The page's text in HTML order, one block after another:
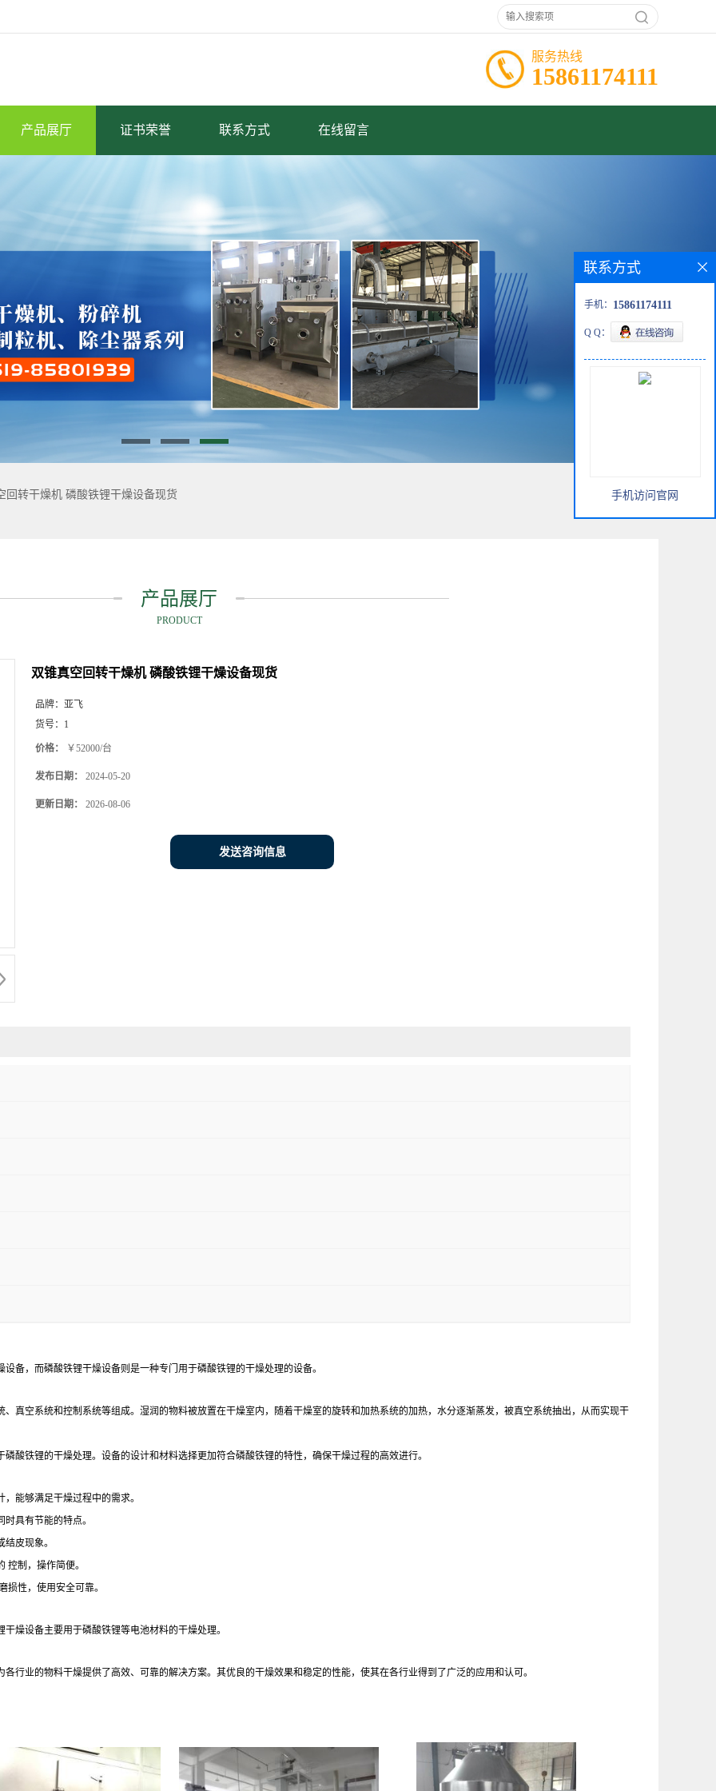
服务热线
15861174111
产品展厅 证书荣誉 联系方式 在线留言
回转干燥机 磷酸铁锂干燥设备现货
产品展厅
PRODUCT
双锥真空回转干燥机 磷酸铁锂干燥设备现货
品牌： 亚飞
货号： 1
价格： ￥52000/台
发布日期： 2024-05-20
更新日期： 2026-08-06
发送咨询信息
备，而磷酸铁锂干燥设备则是一种专门用于磷酸铁锂的干燥处理的设备。
真空系统和控制系统等组成。湿润的物料被放置在干燥室内，随着干燥室的旋转和加热系统的加热，水分逐渐蒸发，被真空系统抽出，从而实现干
酸铁锂的干燥处理。设备的设计和材料选择更加符合磷酸铁锂的特性，确保干燥过程的高效进行。
能够满足干燥过程中的需求。
具有节能的特点。
皮现象。
控制，操作简便。
损性，使用安全可靠。
燥设备主要用于磷酸铁锂等电池材料的干燥处理。
行业的物料干燥提供了高效、可靠的解决方案。其优良的干燥效果和稳定的性能，使其在各行业得到了广泛的应用和认可。
联系方式
手机： 15861174111
Q Q：
手机访问官网